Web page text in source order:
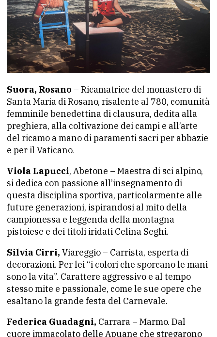
Suora, Rosano – Ricamatrice del monastero di
Santa Maria di Rosano, risalente al 780, comunità
femminile benedettina di clausura, dedita alla
preghiera, alla coltivazione dei campi e all’arte
del ricamo a mano di paramenti sacri per abbazie
e per il Vaticano.
Viola Lapucci, Abetone – Maestra di sci alpino,
si dedica con passione all’insegnamento di
questa disciplina sportiva, particolarmente alle
future generazioni, ispirandosi al mito della
campionessa e leggenda della montagna
pistoiese e dei titoli iridati Celina Seghi.
Silvia Cirri, Viareggio – Carrista, esperta di
decorazioni. Per lei “i colori che sporcano le mani
sono la vita”. Carattere aggressivo e al tempo
stesso mite e passionale, come le sue opere che
esaltano la grande festa del Carnevale.
Federica Guadagni, Carrara – Marmo. Dal
cuore immacolato delle Apuane che stregarono